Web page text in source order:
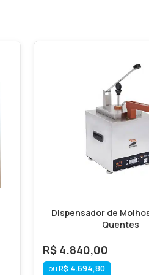
Dispensador de
Quentes
R$ 4.840,00
R$ 4.694,80